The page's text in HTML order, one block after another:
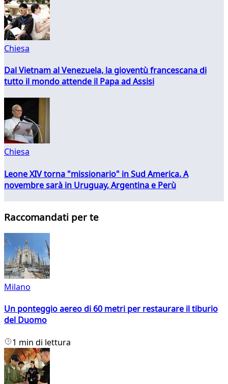
Chiesa
Dal Vietnam al Venezuela, la gioventù francescana di
tutto il mondo attende il Papa ad Assisi
Chiesa
Leone XIV torna "missionario" in Sud America. A
novembre sarà in Uruguay, Argentina e Perù
Raccomandati per te
Milano
Un ponteggio aereo di 60 metri per restaurare il tiburio
del Duomo
1 min di lettura